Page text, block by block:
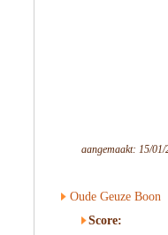
aangemaakt: 15/
Oude Geuze Boon
Score: